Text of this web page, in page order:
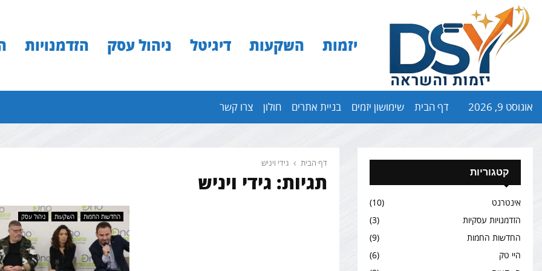
יזמות השקעות דיגיטל ניהול עסק הזדמנויות
אוגוסט 9, 2026 דף הבית שימושון יזמים בניית אתרים חולון צרו קשר
דף הבית גידי ויניש
תגיות: גידי ויניש
החדשות החמות השקעות ניהול עסק
קטגוריות
אינטרנט
(10)
הזדמנויות עסקיות
(3)
החדשות החמות
(9)
היי טק
(6)